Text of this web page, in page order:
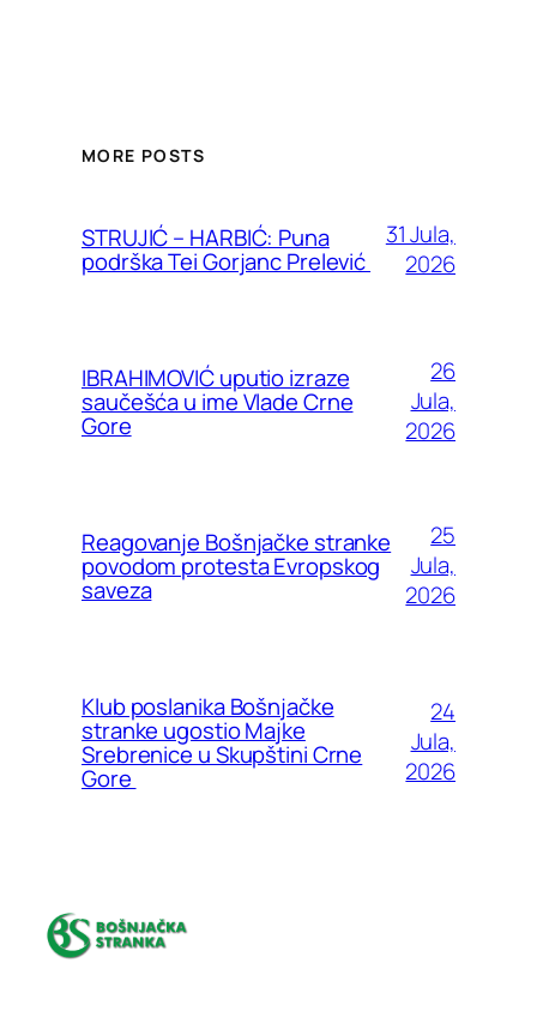
MORE POSTS
STRUJIĆ – HARBIĆ: Puna
podrška Tei Gorjanc Prelević
31 Jula,
2026
IBRAHIMOVIĆ uputio izraze
saučešća u ime Vlade Crne
Gore
26
Jula,
2026
Reagovanje Bošnjačke stranke
povodom protesta Evropskog
saveza
25
Jula,
2026
Klub poslanika Bošnjačke
stranke ugostio Majke
Srebrenice u Skupštini Crne
Gore
24
Jula,
2026